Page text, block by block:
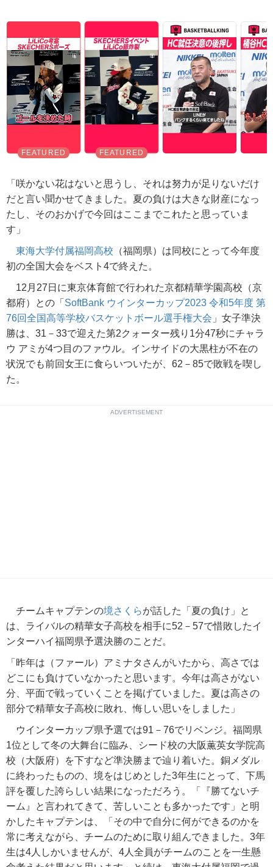
「咲かない花はないと思うし、それは努力が足りないだけ
だと言い聞かせてきました。夏の負けは大きな財産になっ
たし、そのおかげで今回はここまでこれたと思っていま
す」
東海大学付属福岡高校 （福岡県）は同校にとって今年度
初の全国大会をベスト4で終えた。
12月27日に東京体育館で行われた京都精華学園高校（京
都府）との「 SoftBank ウインターカップ2023 令和5年度 第
76回全国高等学校バスケットボール選手権大会 」女子準決
勝は、31－33で迎えた第2クォーター残り1分47秒にチャラ
ウ アミが4つ目のファウル。インサイドの大黒柱が不在の
状況でも前回女王に食らいついたが、62－85で敗戦を喫し
た。
ADVERTISEMENT
チームキャプテンの境さくらが話した「夏の負け」と
は、ライバルの精華女子高校を相手に52－57で惜敗したイ
ンターハイ福岡県予選決勝のことだ。
「昨年は（ファール）アミナタさんがいたから、高さでは
どこにも負けていなかったと思います。今年は高さがない
分、平面で戦っていくことを掲げていました。夏は高さの
部分で精華女子高校に敗れ、悔しい思いをしました」
ウインターカップ県予選では91－76でリベンジ。福岡県
1位として冬の大舞台に臨み、シード校の大阪薫英女学院高
校（大阪府）を下すなど準決勝まで辿り着いた。銅メダル
に終わったものの、境をはじめとした3年生にとって、下馬
評を覆した誇らしい結果になっただろう。「『勝てないチ
ーム』と言われてきて、苦しいことも多かったです」と明
かしたキャプテンは、「その中で自分に何ができるのかを
常に考えながら、チームのために取り組んできました。3年
生は4人しかいませんが、4人全員がチームのことを一生懸